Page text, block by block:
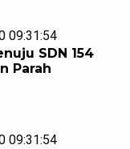
09:31:54
SDN 154
Parah
09:31:54